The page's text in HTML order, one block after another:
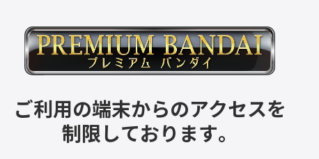
ご利用の端末からのアクセスを
制限しております。